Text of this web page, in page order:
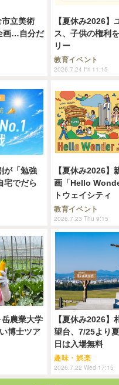
市立美術
画…自分だ
【夏休み2026】
ス、子供の権利
リー
教育イベント
2026.7.24 Fri 11:15
が「勉強
宅でだら
【夏休み2026】
画「Hello
トウェイシティ
教育イベント
2026.7.23 Thu 9:15
岳農業大学
博士ツア
【夏休み2026】
望台、7/25より
日は入場無料
趣味・娯楽
2026.7.22 Wed 17:15